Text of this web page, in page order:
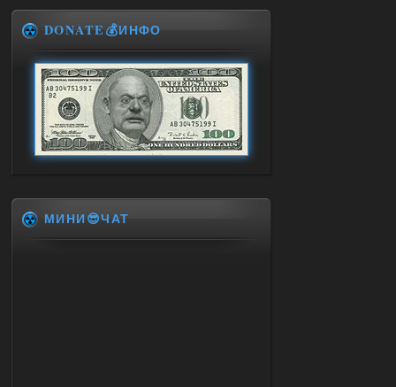
DONATE💰ИНФО
МИНИ😎ЧАТ